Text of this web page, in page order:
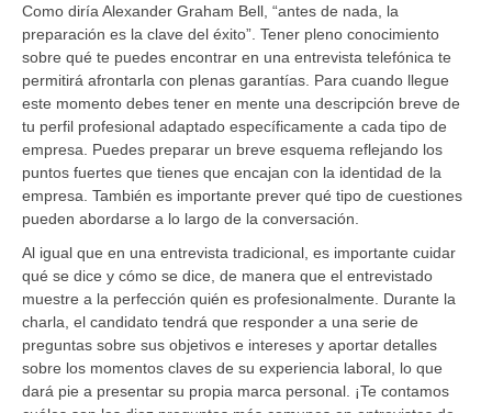
Como diría Alexander Graham Bell, “antes de nada, la
preparación es la clave del éxito”. Tener pleno conocimiento
sobre qué te puedes encontrar en una entrevista telefónica te
permitirá afrontarla con plenas garantías. Para cuando llegue
este momento debes tener en mente una descripción breve de
tu perfil profesional adaptado específicamente a cada tipo de
empresa. Puedes preparar un breve esquema reflejando los
puntos fuertes que tienes que encajan con la identidad de la
empresa. También es importante prever qué tipo de cuestiones
pueden abordarse a lo largo de la conversación.
Al igual que en una entrevista tradicional, es importante cuidar
qué se dice y cómo se dice, de manera que el entrevistado
muestre a la perfección quién es profesionalmente. Durante la
charla, el candidato tendrá que responder a una serie de
preguntas sobre sus objetivos e intereses y aportar detalles
sobre los momentos claves de su experiencia laboral, lo que
dará pie a presentar su propia marca personal. ¡Te contamos